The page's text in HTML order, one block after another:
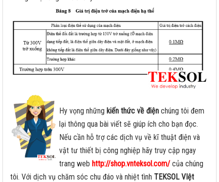
Hy vọng những kiến thức về điện chúng tôi đem
lại thông qua bài viết sẽ giúp ích cho bạn đọc.
Nếu cần hỗ trợ các dịch vụ về kĩ thuật điện và
vật tư thiết bị công nghiệp hãy truy cập ngay
trang web http://shop.vnteksol.com/ của chúng
tôi. Với dịch vụ chăm sóc chu đáo và nhiệt tình TEKSOL VIệt